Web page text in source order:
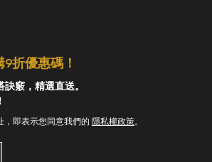
折優惠碼！
竅，精選直送。
，即表示您同意我們的 隱私權政策。